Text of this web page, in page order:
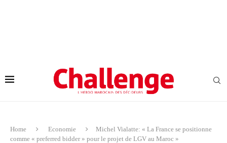
Home Economie
Michel Vialatte: « La France se positionne
comme « preferred bidder » pour le projet de LGV au Maroc »